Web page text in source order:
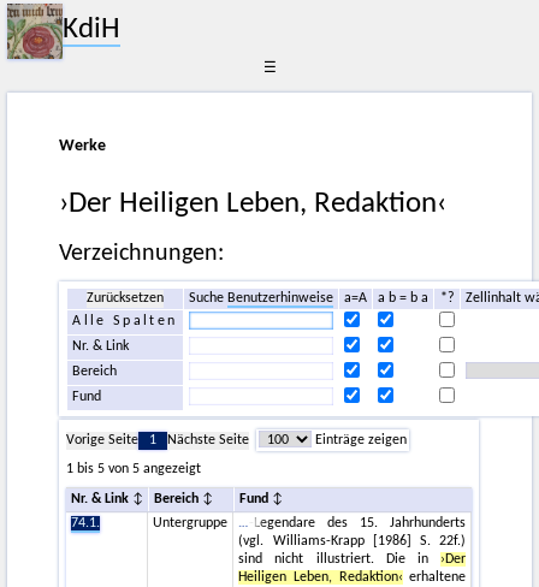
KdiH
☰
Werke
›Der Heiligen Leben, Redaktion‹
Verzeichnungen:
Zurücksetzen SucheBenutzerhinweise a=A a b = b a *?
Zellinhalt
Alle Spalten
Nr. & Link
Bereich
Fund
Vorige Seite 1 Nächste Seite
Einträge zeigen
1 bis 5 von 5 angezeigt
Nr. & Link Bereich
Fund
74.1.
Untergruppe
-Legendare des 15. Jahrhunderts
(vgl. Williams-Krapp [1986] S. 22f.)
sind nicht illustriert. Die in ›Der
Heiligen Leben, Redaktion‹ erhaltene